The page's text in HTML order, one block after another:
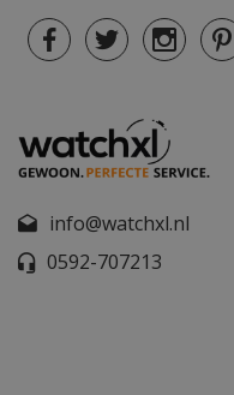
info@watchxl.nl
0592-707213